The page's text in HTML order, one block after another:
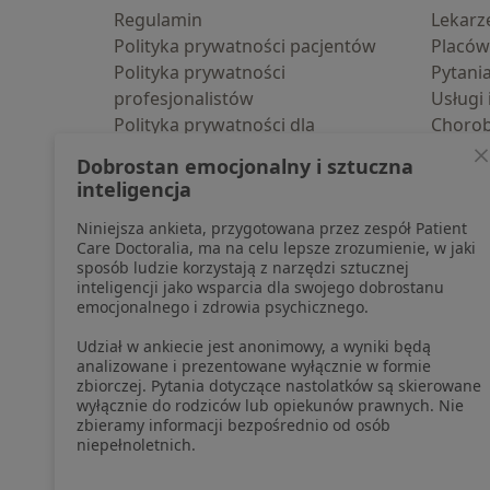
Regulamin
Polityka prywatności pacjentów
Polityka prywatności
profesjonalistów
Polityka prywatności dla
pozyskaliśmy samodzielnie
Polityka cookies
Jak działają wyniki wyszukiwania
Dostępność
O nas
Praca Rekrutujemy!
Partnerzy
Centrum prasowe
Kontakt
Pomoc
Dobrostan emocjonalny i sztuczna
inteligencja
Niniejsza ankieta, przygotowana przez zespół Patient
Care Doctoralia, ma na celu lepsze zrozumienie, w jaki
sposób ludzie korzystają z narzędzi sztucznej
inteligencji jako wsparcia dla swojego dobrostanu
emocjonalnego i zdrowia psychicznego.
Udział w ankiecie jest anonimowy, a wyniki będą
analizowane i prezentowane wyłącznie w formie
zbiorczej. Pytania dotyczące nastolatków są skierowane
wyłącznie do rodziców lub opiekunów prawnych. Nie
zbieramy informacji bezpośrednio od osób
niepełnoletnich.